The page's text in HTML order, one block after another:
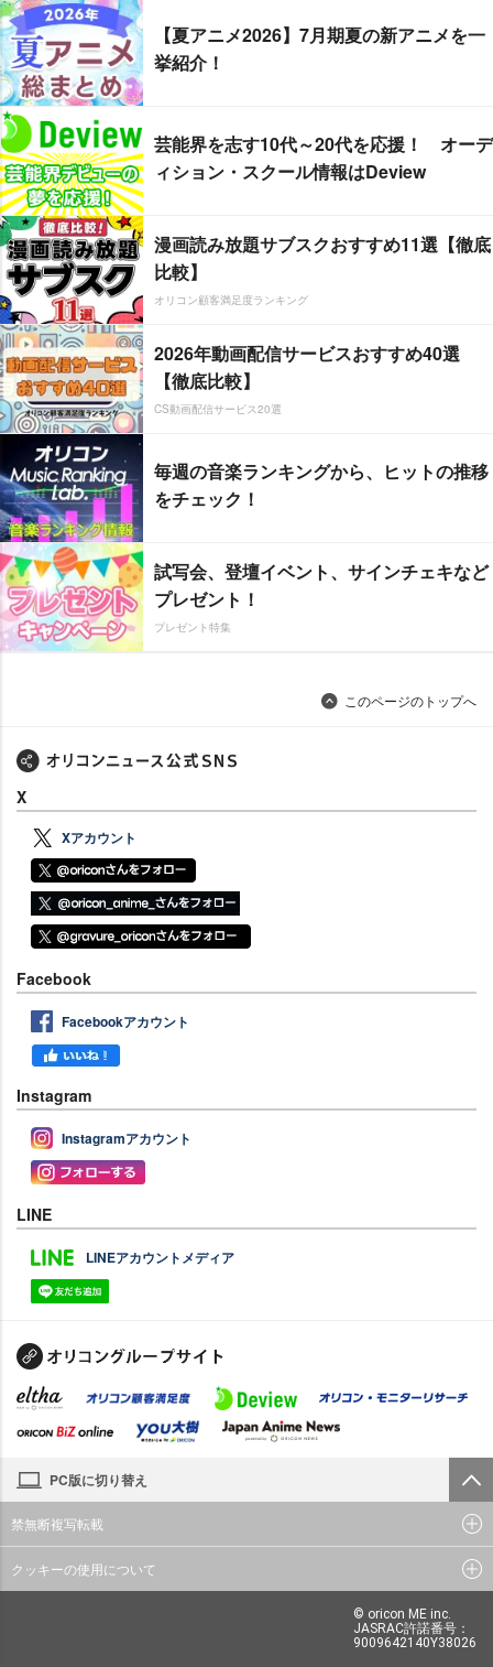
【夏アニメ2026】7月期夏の新アニメを一
挙紹介！
芸能界を志す10代～20代を応援！ オーデ
ィション・スクール情報はDeview
漫画読み放題サブスクおすすめ11選【徹底
比較】
オリコン顧客満足度ランキング
2026年動画配信サービスおすすめ40選
【徹底比較】
CS動画配信サービス20選
毎週の音楽ランキングから、ヒットの推移
をチェック！
試写会、登壇イベント、サインチェキなど
プレゼント！
プレゼント特集
このページのトップへ
X
Xアカウント
Facebook
Facebookアカウント
Instagram
Instagramアカウント
LINE
LINEアカウントメディア
PC版に切り替え
禁無断複写転載
クッキーの使用について
© oricon ME inc.
JASRAC許諾番号：
9009642140Y38026